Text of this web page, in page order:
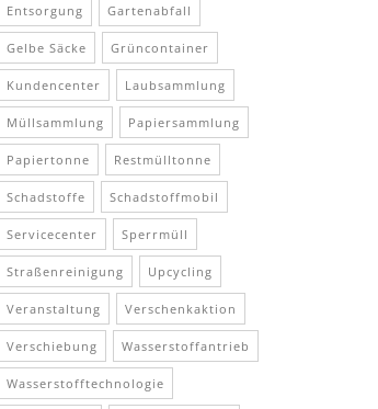
Entsorgung Gartenabfall
Gelbe Säcke Grüncontainer
Kundencenter Laubsammlung
Müllsammlung Papiersammlung
Papiertonne Restmülltonne
Schadstoffe Schadstoffmobil
Servicecenter Sperrmüll
Straßenreinigung Upcycling
Veranstaltung Verschenkaktion
Verschiebung Wasserstoffantrieb
Wasserstofftechnologie